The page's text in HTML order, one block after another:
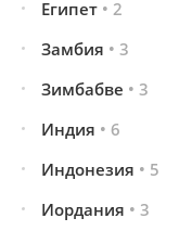
Египет • 2
Замбия • 3
Зимбабве • 3
Индия • 6
Индонезия • 5
Иордания • 3